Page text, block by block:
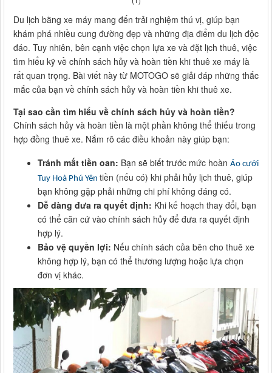
Du lịch bằng xe máy mang đến trải nghiệm thú vị, giúp bạn
khám phá nhiều cung đường đẹp và những địa điểm du lịch độc
đáo. Tuy nhiên, bên cạnh việc chọn lựa xe và đặt lịch thuê, việc
tìm hiểu kỹ về chính sách hủy và hoàn tiền khi thuê xe máy là
rất quan trọng. Bài viết này từ MOTOGO sẽ giải đáp những thắc
mắc của bạn về chính sách hủy và hoàn tiền khi thuê xe.
Tại sao cần tìm hiểu về chính sách hủy và hoàn tiền?
Chính sách hủy và hoàn tiền là một phần không thể thiếu trong
hợp đồng thuê xe. Nắm rõ các điều khoản này giúp bạn:
Tránh mất tiền oan: Bạn sẽ biết trước mức hoàn Áo cưới
Tuy Hoà Phú Yên tiền (nếu có) khi phải hủy lịch thuê, giúp
bạn không gặp phải những chi phí không đáng có.
Dễ dàng đưa ra quyết định: Khi kế hoạch thay đổi, bạn
có thể căn cứ vào chính sách hủy để đưa ra quyết định
hợp lý.
Bảo vệ quyền lợi: Nếu chính sách của bên cho thuê xe
không hợp lý, bạn có thể thương lượng hoặc lựa chọn
đơn vị khác.